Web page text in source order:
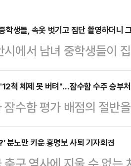
학생들, 속옷 벗기고 집단 촬영하더니
시에서 남녀 중학생들이
생에게 보복 폭행을 한
는 중학교 3학년 학생 A
는 중학생 7명 중 일부가
된 영상에는 남녀 학생 7
잡아끌고 다니고는 몸 위
척 체제 못 버텨"…잠수함 수주 승부
잠수함 평가 배점의 절반
캐나다 정부가 스스로 "
기 어렵다"고 인정한 것
분노만 키운 홍명보 사퇴 기자회견